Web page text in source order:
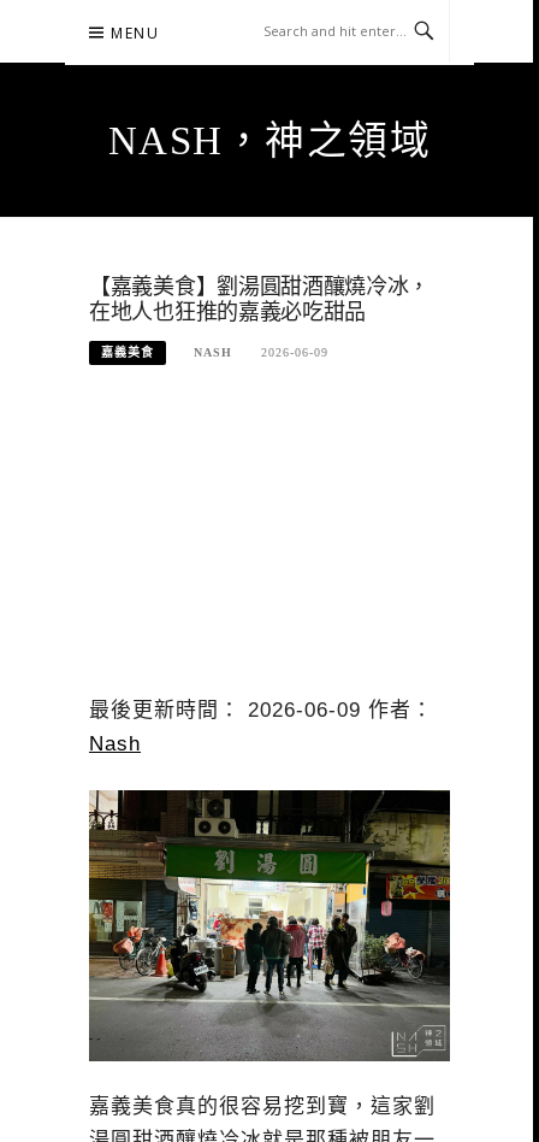
content
MENU
NASH，神之領域
【嘉義美食】劉湯圓甜酒釀燒冷冰，
在地人也狂推的嘉義必吃甜品
嘉義美食 NASH 2026-06-09
最後更新時間： 2026-06-09 作者：
Nash
嘉義美食真的很容易挖到寶，這家劉